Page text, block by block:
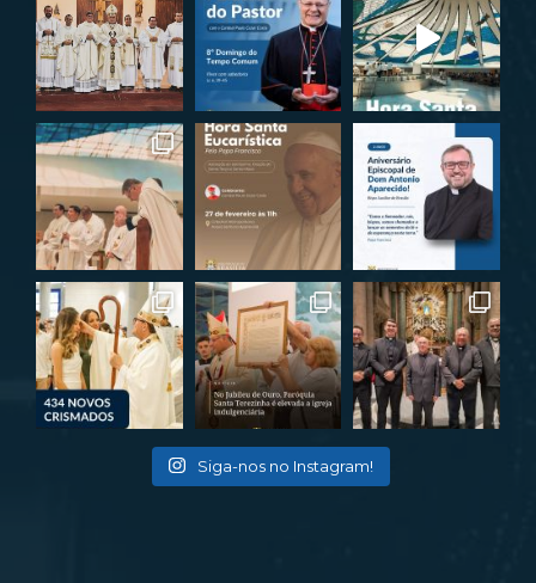
Siga-nos no Instagram!